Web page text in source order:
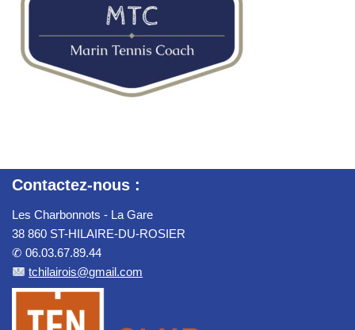
Contactez-nous :
Les Charbonnots - La Gare
38 860 ST-HILAIRE-DU-ROSIER
✆ 06.03.67.89.44
tchilairois@gmail.com